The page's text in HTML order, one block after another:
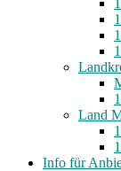
Land
Info für